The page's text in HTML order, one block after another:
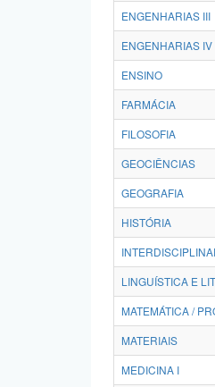
ENGENHARIAS III
ENGENHARIAS IV
ENSINO
FARMÁCIA
FILOSOFIA
GEOCIÊNCIAS
GEOGRAFIA
HISTÓRIA
LINGUÍSTICA E
MATEMÁTICA /
MATERIAIS
MEDICINA I